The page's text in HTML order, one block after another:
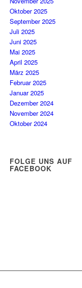
Oktober 2025
September 2025
Juli 2025
Juni 2025
Mai 2025
April 2025
März 2025
Februar 2025
Januar 2025
Dezember 2024
November 2024
Oktober 2024
FOLGE UNS AUF
FACEBOOK